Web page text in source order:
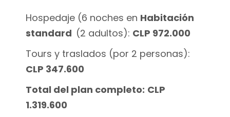
Hospedaje (6 noches en Habitación
standard (2 adultos): CLP 972.000
Tours y traslados (por 2 personas):
CLP 347.600
Total del plan completo: CLP
1.319.600